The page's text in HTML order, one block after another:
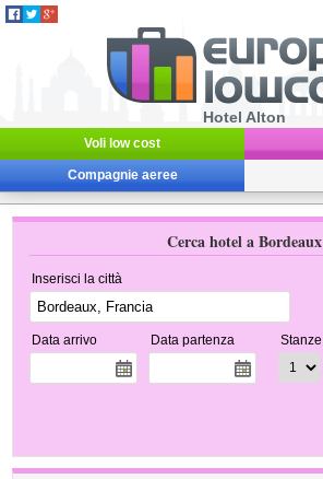
Hotel Alton
Voli low cost
Compagnie aeree
Cerca hotel a Bordeaux
Inserisci la città
Data arrivo Data partenza Stanze